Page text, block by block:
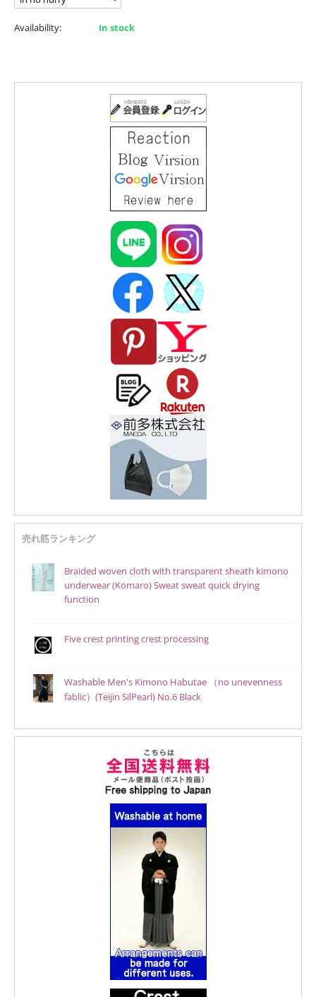
Availability: In stock
売れ筋ランキング
Braided woven cloth with transparent sheath kimono
underwear (Komaro) Sweat sweat quick drying
function
Five crest printing crest processing
Washable Men's Kimono Habutae （no unevenness
fablic）(Teijin SilPearl) No.6 Black